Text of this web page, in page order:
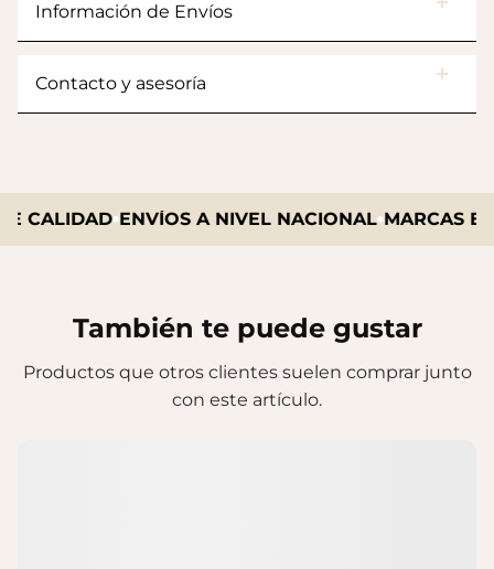
Información de Envíos
Contacto y asesoría
CALIDAD ENVÍOS A NIVEL NACIONAL MARCAS
También te puede gustar
Productos que otros clientes suelen comprar junto
con este artículo.